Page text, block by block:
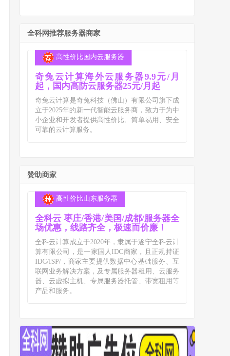
全科网推荐服务器商家
高性价比国内云服务器
奇兔云计算海外云服务器9.9元/月
起，国内高防云服务器25元/月起
奇兔云计算是奇兔科技（佛山）有限公司旗下成
立于2025年的新一代智能云服务商，致力于为中
小企业和开发者提供高性价比、简单易用、安全
可靠的云计算服务。
赞助商家
高性价比山东服务器
全科云 枣庄/香港/美国/成都/服务器全
场优惠，线路齐全，极速而价廉！
全科云计算成立于2020年，隶属于遂宁全科云计
算有限公司，是一家国人IDC商家，且正规持证
IDC/ISP/，商家主要提供数据中心基础服务、互
联网业务解决方案，及专属服务器租用、云服务
器、云虚拟主机、专属服务器托管、带宽租用等
产品和服务。